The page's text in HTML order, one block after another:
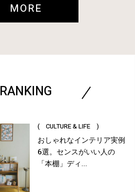
MORE
RANKING
( CULTURE & LIFE )
おしゃれなインテリア実例
6選。センスがいい人の
「本棚」ディ...